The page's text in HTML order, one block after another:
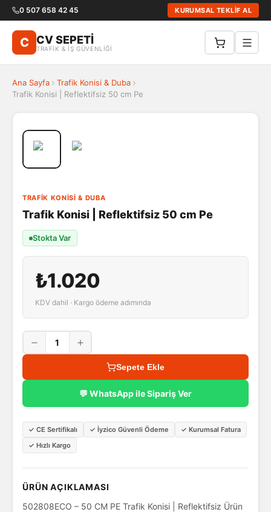
0 507 658 42 45 KURUMSAL TEKLİF AL
C CV SEPETİ
TRAFİK & İŞ GÜVENLİĞİ
Ana Sayfa
Trafik Konisi & Duba
Trafik Konisi | Reflektifsiz 50 cm Pe
TRAFIK KONISI & DUBA
Trafik Konisi | Reflektifsiz 50 cm Pe
Stokta Var
₺1.020
KDV dahil · Kargo ödeme adımında
1
Sepete Ekle
💬 WhatsApp ile Sipariş Ver
✓ CE Sertifikalı ✓ İyzico Güvenli Ödeme ✓ Kurumsal Fatura
✓ Hızlı Kargo
ÜRÜN AÇIKLAMASI
502808ECO – 50 CM PE Trafik Konisi | Reflektifsiz Ürün